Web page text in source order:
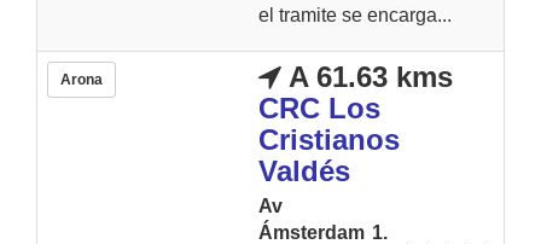
el tramite se encarga...
Arona
A 61.63 kms
CRC Los
Cristianos
Valdés
Av
Ámsterdam 1.